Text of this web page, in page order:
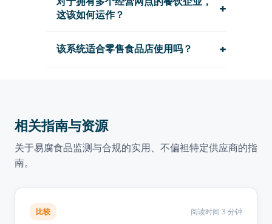
这该如何运作？
+
该系统适合零售食品店使用吗？ +
相关指南与资源
关于易腐食品监测与合规的实用、不偏袒特定供应商的指
南。
比较 阅读时间 3 分钟